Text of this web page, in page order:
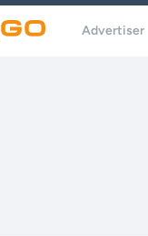
Advertiser